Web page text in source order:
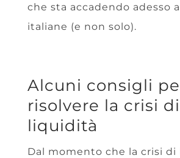
che sta accadendo adesso
italiane (e non solo).
Alcuni consigli
risolvere la crisi di
liquidità
Dal momento che la crisi